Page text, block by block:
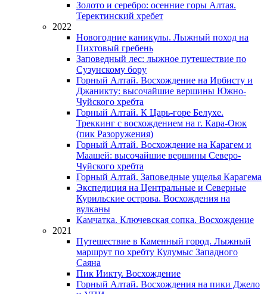
Золото и серебро: осенние горы Алтая.
Теректинский хребет
2022
Новогодние каникулы. Лыжный поход на
Пихтовый гребень
Заповедный лес: лыжное путешествие по
Сузунскому бору
Горный Алтай. Восхождение на Ирбисту и
Джаникту: высочайшие вершины Южно-
Чуйского хребта
Горный Алтай. К Царь-горе Белухе.
Треккинг с восхождением на г. Кара-Оюк
(пик Разоружения)
Горный Алтай. Восхождение на Карагем и
Маашей: высочайшие вершины Северо-
Чуйского хребта
Горный Алтай. Заповедные ущелья Карагема
Экспедиция на Центральные и Северные
Курильские острова. Восхождения на
вулканы
Камчатка. Ключевская сопка. Восхождение
2021
Путешествие в Каменный город. Лыжный
маршрут по хребту Кулумыс Западного
Саяна
Пик Иикту. Восхождение
Горный Алтай. Восхождения на пики Джело